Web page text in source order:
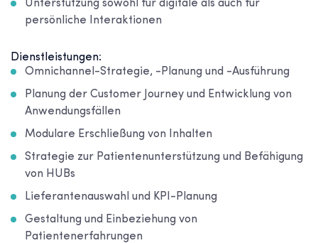
Unterstützung sowohl für digitale als auch für
persönliche Interaktionen
Dienstleistungen:
Omnichannel-Strategie, -Planung und -Ausführung
Planung der Customer Journey und Entwicklung von
Anwendungsfällen
Modulare Erschließung von Inhalten
Strategie zur Patientenunterstützung und Befähigung
von HUBs
Lieferantenauswahl und KPI-Planung
Gestaltung und Einbeziehung von
Patientenerfahrungen